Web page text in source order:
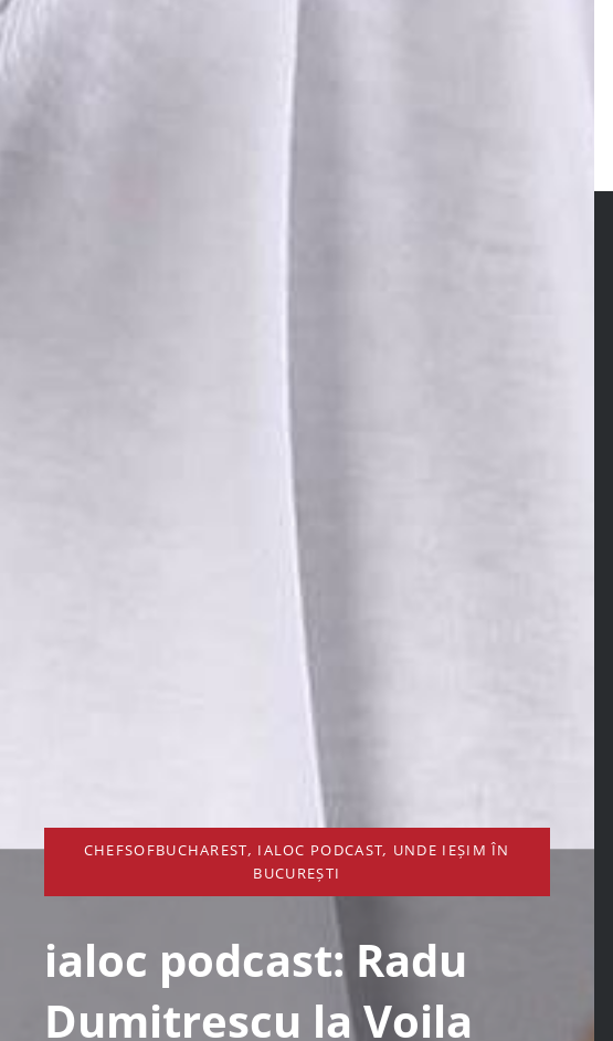
CHEFSOFBUCHAREST, IALOC PODCAST, UNDE IEȘIM ÎN
BUCUREȘTI
ialoc podcast: Radu
Dumitrescu la Voila